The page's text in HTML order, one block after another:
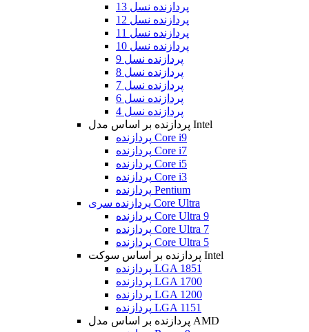
پردازنده نسل 13
پردازنده نسل 12
پردازنده نسل 11
پردازنده نسل 10
پردازنده نسل 9
پردازنده نسل 8
پردازنده نسل 7
پردازنده نسل 6
پردازنده نسل 4
پردازنده بر اساس مدل Intel
پردازنده Core i9
پردازنده Core i7
پردازنده Core i5
پردازنده Core i3
پردازنده Pentium
پردازنده سری Core Ultra
پردازنده Core Ultra 9
پردازنده Core Ultra 7
پردازنده Core Ultra 5
پردازنده بر اساس سوکت Intel
پردازنده LGA 1851
پردازنده LGA 1700
پردازنده LGA 1200
پردازنده LGA 1151
پردازنده بر اساس مدل AMD